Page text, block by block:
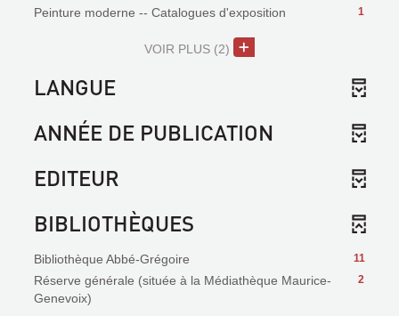
1
Peinture moderne -- Catalogues d'exposition
VOIR PLUS (2)
LANGUE
ANNÉE DE PUBLICATION
EDITEUR
BIBLIOTHÈQUES
11
Bibliothèque Abbé-Grégoire
2
Réserve générale (située à la Médiathèque Maurice-
Genevoix)